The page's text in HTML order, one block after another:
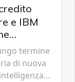
e IBM
termine
di nuova